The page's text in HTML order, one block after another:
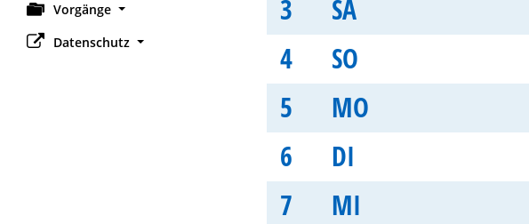
Vorgänge
Datenschutz
3
SA
4
SO
5
MO
6
DI
7
MI